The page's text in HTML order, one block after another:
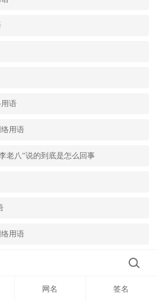
语
用语
老八”说的到底是怎么回事
用语
网名 签名